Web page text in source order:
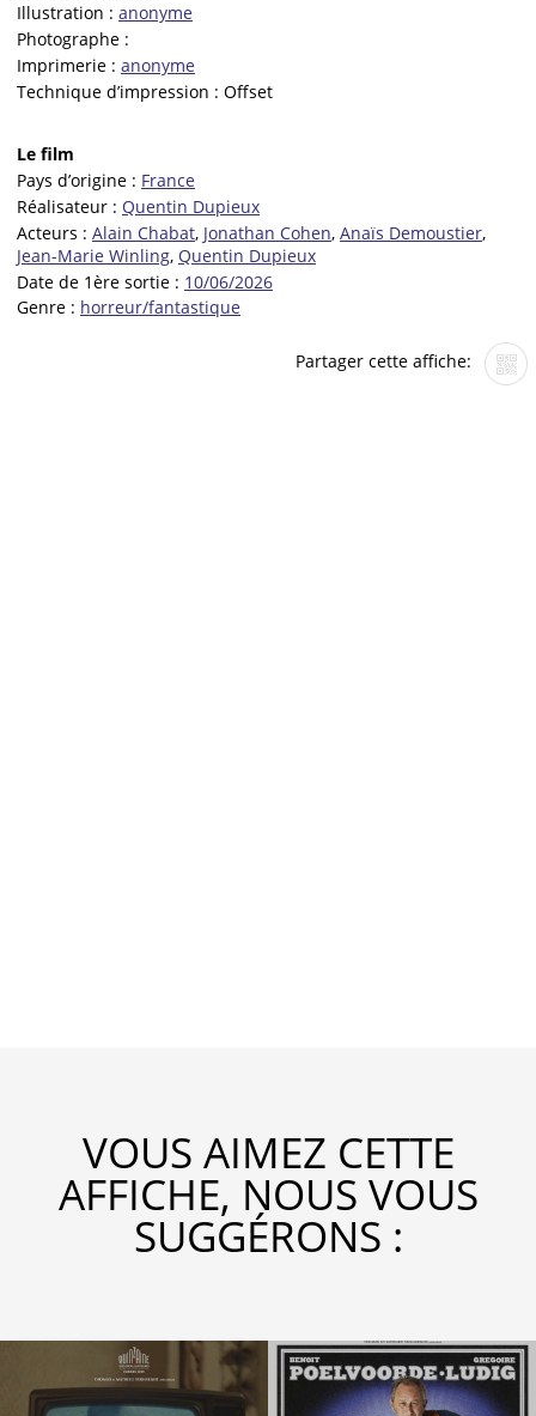
Illustration : anonyme
Photographe :
Imprimerie : anonyme
Technique d’impression : Offset
Le film
Pays d’origine : France
Réalisateur : Quentin Dupieux
Acteurs : Alain Chabat, Jonathan Cohen, Anaïs Demoustier,
Jean-Marie Winling, Quentin Dupieux
Date de 1ère sortie : 10/06/2026
Genre : horreur/fantastique
Partager cette affiche:
VOUS AIMEZ CETTE
AFFICHE, NOUS VOUS
SUGGÉRONS :